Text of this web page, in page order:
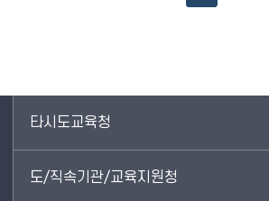
타시도교육청
도/직속기관/교육지원청